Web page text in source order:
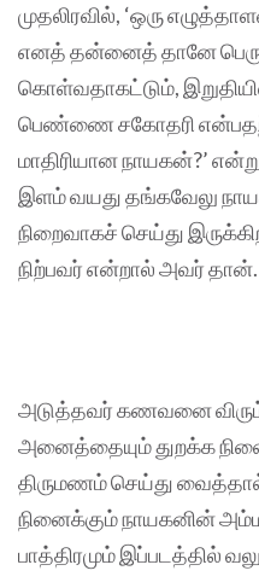
முதலிரவில், ‘ஒரு
எனத் தன்னைத் தானே
கொள்வதாகட்டும்,
பெண்ணை சகோதரி
மாதிரியான நாயகன்?’
இளம் வயது தங்கவேலு
நிறைவாகச் செய்து
நிற்பவர் என்றால் அவர் தான்.
அடுத்தவர் கணவனை
அனைத்தையும் துறக்க
திருமணம் செய்து
நினைக்கும் நாயகனின்
பாத்திரமும் இப்படத்தில்